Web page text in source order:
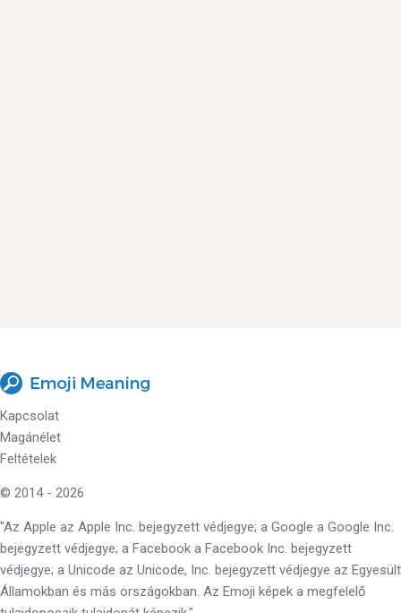
Kapcsolat
Magánélet
Feltételek
© 2014 - 2026
"Az Apple az Apple Inc. bejegyzett védjegye; a Google a Google Inc.
bejegyzett védjegye; a Facebook a Facebook Inc. bejegyzett
védjegye; a Unicode az Unicode, Inc. bejegyzett védjegye az Egyesült
Államokban és más országokban. Az Emoji képek a megfelelő